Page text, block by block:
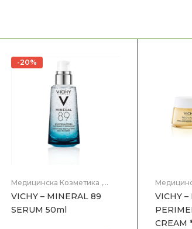
-20%
Медицинска Козметика ,
VICHY – MINERAL 89
SERUM 50ml
VICHY
CREAM